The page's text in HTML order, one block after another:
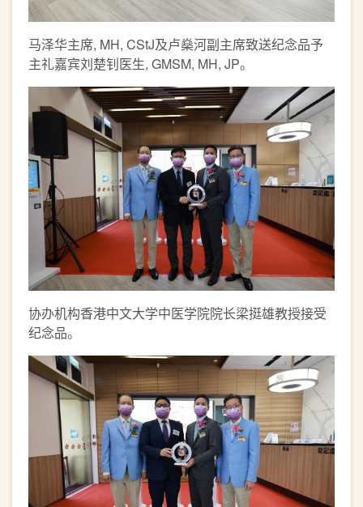
马泽华主席, MH, CStJ及卢燊河副主席致送纪念品予
主礼嘉宾刘楚钊医生, GMSM, MH, JP。
协办机构香港中文大学中医学院院长梁挺雄教授接受
纪念品。